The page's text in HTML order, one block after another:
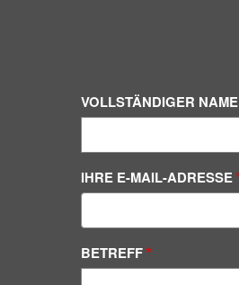
VOLLSTÄNDIGER NAME
IHRE E-MAIL-ADRESSE
BETREFF